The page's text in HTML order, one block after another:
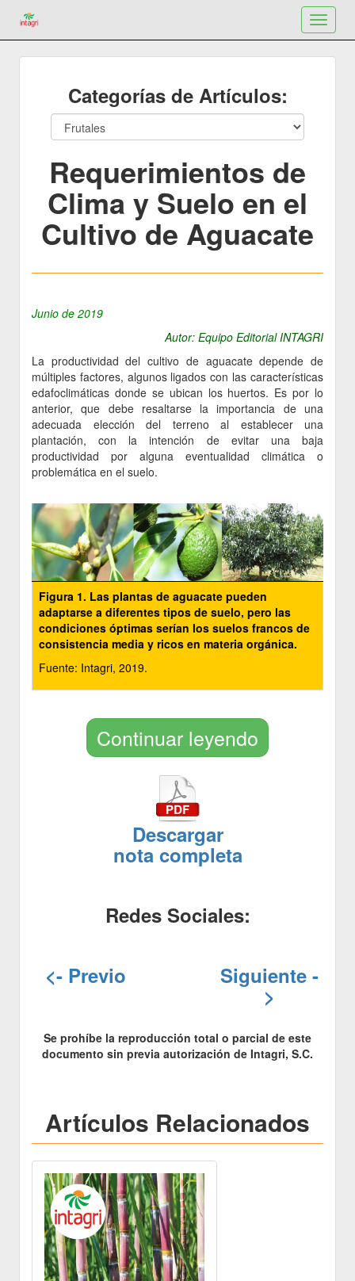
Toggle
Categorías de Artículos:
Requerimientos de
Clima y Suelo en el
Cultivo de Aguacate
Junio de 2019
Autor: Equipo Editorial INTAGRI
La productividad del cultivo de aguacate depende de
múltiples factores, algunos ligados con las características
edafoclimáticas donde se ubican los huertos. Es por lo
anterior, que debe resaltarse la importancia de una
adecuada elección del terreno al establecer una
plantación, con la intención de evitar una baja
productividad por alguna eventualidad climática o
problemática en el suelo.
Figura 1. Las plantas de aguacate pueden
adaptarse a diferentes tipos de suelo, pero las
condiciones óptimas serían los suelos francos de
consistencia media y ricos en materia orgánica.
Fuente: Intagri, 2019.
Continuar leyendo
Descargar
nota completa
Redes Sociales:
<- Previo Siguiente -
>
Se prohíbe la reproducción total o parcial de este
documento sin previa autorización de Intagri, S.C.
Artículos Relacionados